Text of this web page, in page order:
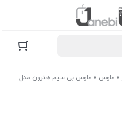
» ماوس » ماوس بی سیم هترون مدل